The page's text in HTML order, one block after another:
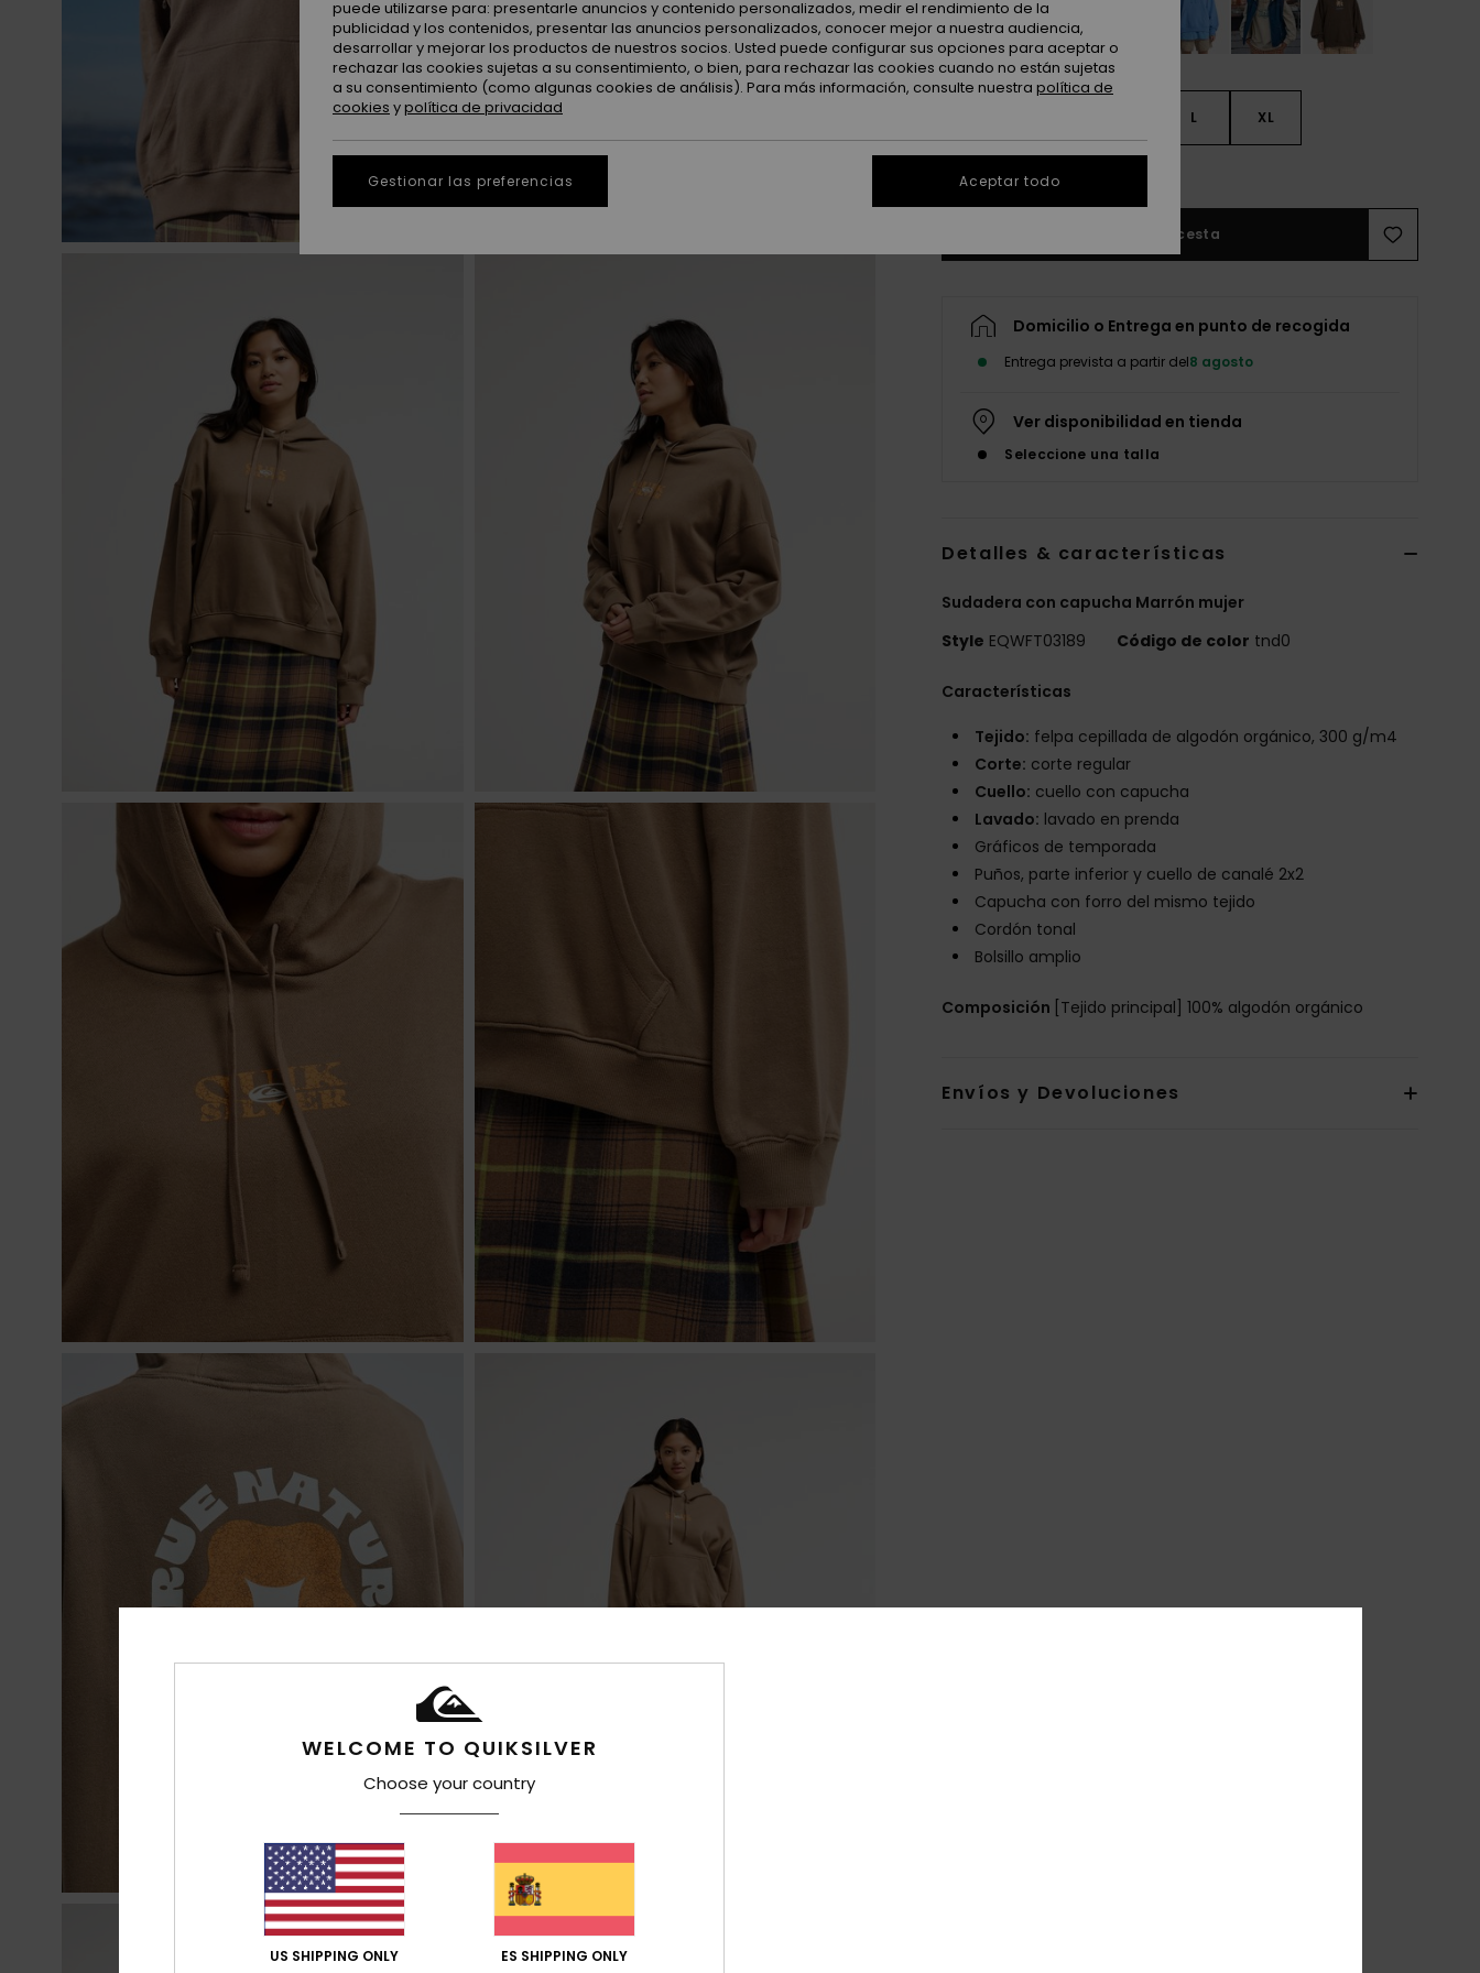
L XL
Añadir a la cesta
Domicilio o Entrega en punto de recogida
Entrega prevista a partir del8 agosto
Ver disponibilidad en tienda
Seleccione una talla
Detalles & características
Sudadera con capucha Marrón mujer
Style EQWFT03189 Código de color tnd0
Características
Tejido: felpa cepillada de algodón orgánico, 300 g/m4
Corte: corte regular
Cuello: cuello con capucha
Lavado: lavado en prenda
Gráficos de temporada
Puños, parte inferior y cuello de canalé 2x2
Capucha con forro del mismo tejido
Cordón tonal
Bolsillo amplio
Composición [Tejido principal] 100% algodón orgánico
Envíos y Devoluciones
WELCOME TO QUIKSILVER
Choose your country
US SHIPPING ONLY ES SHIPPING ONLY
puede utilizarse para: presentarle anuncios y contenido personalizados, medir el rendimiento de la
publicidad y los contenidos, presentar las anuncios personalizados, conocer mejor a nuestra audiencia,
desarrollar y mejorar los productos de nuestros socios. Usted puede configurar sus opciones para aceptar o
rechazar las cookies sujetas a su consentimiento, o bien, para rechazar las cookies cuando no están sujetas
a su consentimiento (como algunas cookies de análisis). Para más información, consulte nuestra política de
cookies ypolítica de privacidad
Gestionar las preferencias Aceptar todo